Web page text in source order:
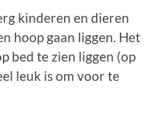
kinderen en dieren
hoop gaan liggen. Het
bed te zien liggen (op
leuk is om voor te